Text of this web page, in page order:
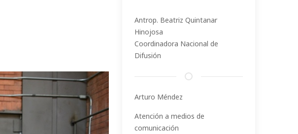
Antrop. Beatriz Quintanar
Hinojosa
Coordinadora Nacional de
Difusión
Arturo Méndez
Atención a medios de
comunicación